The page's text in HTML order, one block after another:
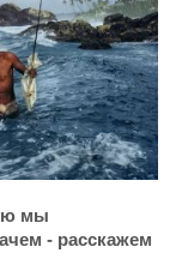
мы
- расскажем